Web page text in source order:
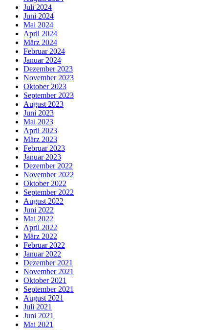
Juli 2024
Juni 2024
Mai 2024
April 2024
März 2024
Februar 2024
Januar 2024
Dezember 2023
November 2023
Oktober 2023
September 2023
August 2023
Juni 2023
Mai 2023
April 2023
März 2023
Februar 2023
Januar 2023
Dezember 2022
November 2022
Oktober 2022
September 2022
August 2022
Juni 2022
Mai 2022
April 2022
März 2022
Februar 2022
Januar 2022
Dezember 2021
November 2021
Oktober 2021
September 2021
August 2021
Juli 2021
Juni 2021
Mai 2021